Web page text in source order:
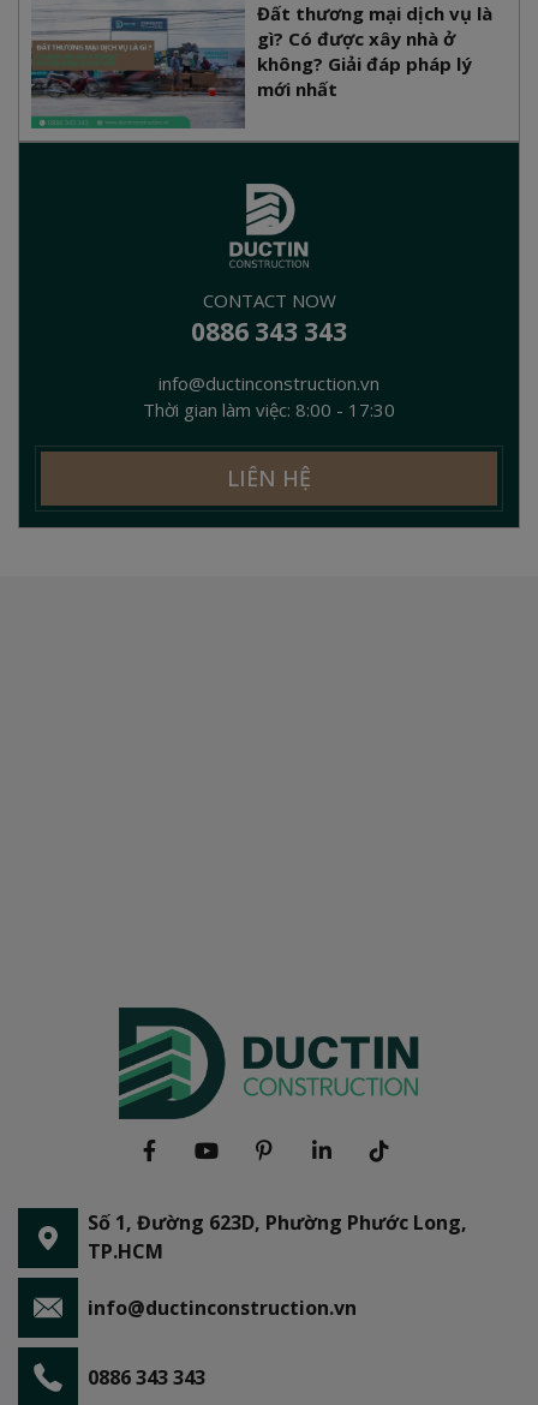
Đất thương mại dịch vụ là
gì? Có được xây nhà ở
không? Giải đáp pháp lý
mới nhất
CONTACT NOW
0886 343 343
info@ductinconstruction.vn
Thời gian làm việc: 8:00 - 17:30
LIÊN HỆ
Số 1, Đường 623D, Phường Phước Long,
TP.HCM
info@ductinconstruction.vn
0886 343 343